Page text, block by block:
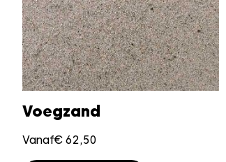
Voegzand
Vanaf€ 62,50